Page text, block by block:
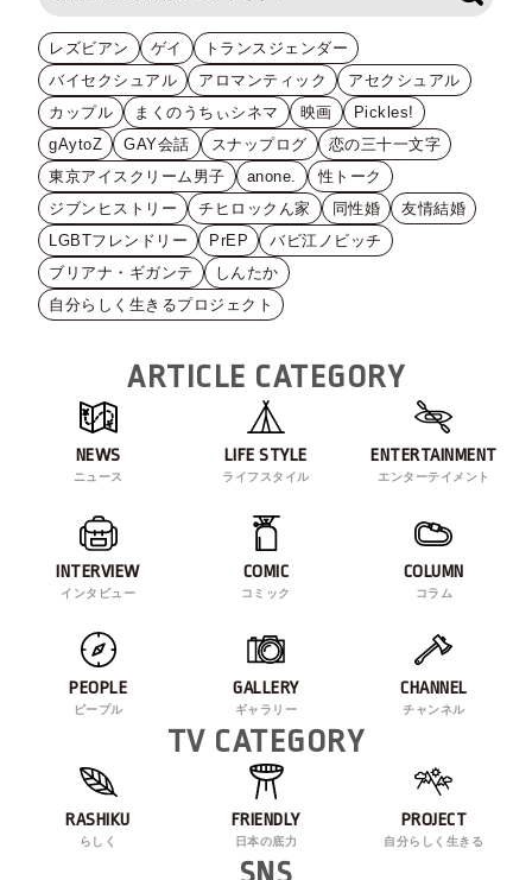
レズビアン ゲイ
トランスジェンダー
バイセクシュアル
アロマンティック
アセクシュアル
カップル
まくのうちぃシネマ 映画
Pickles!
gAytoZ
GAY会話 スナップログ
恋の三十一文字
東京アイスクリーム男子
anone.
性トーク
ジブンヒストリー
チヒロックん家 同性婚
友情結婚
LGBTフレンドリー
PrEP
バビ江ノビッチ
ブリアナ・ギガンテ
しんたか
自分らしく生きるプロジェクト
ARTICLE CATEGORY
NEWS
ニュース
LIFE STYLE
ライフスタイル
ENTERTAINMENT
エンターテイメント
INTERVIEW
インタビュー
COMIC
コミック
COLUMN
コラム
PEOPLE
ピープル
GALLERY
ギャラリー
CHANNEL
チャンネル
TV CATEGORY
RASHIKU
らしく
FRIENDLY
日本の底力
PROJECT
自分らしく生きる